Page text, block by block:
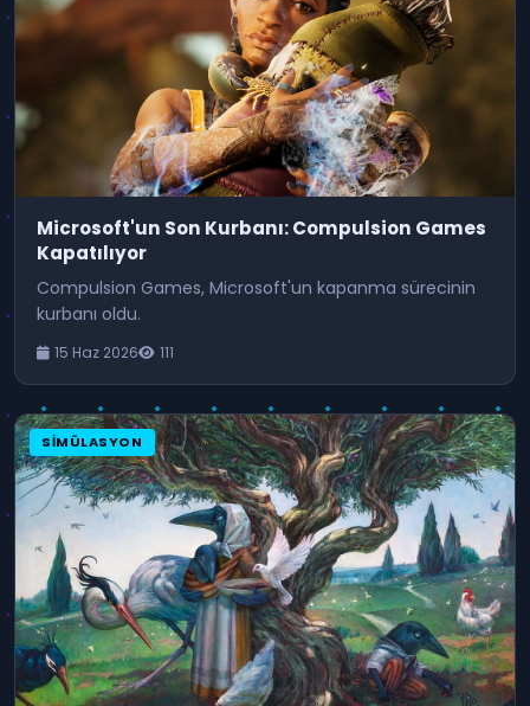
Microsoft'un Son Kurbanı: Compulsion Games
Kapatılıyor
Compulsion Games, Microsoft'un kapanma sürecinin
kurbanı oldu.
15 Haz 2026 111
SIMÜLASYON